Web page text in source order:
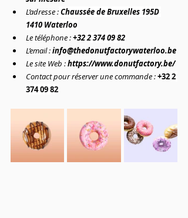
L’adresse :Chaussée de Bruxelles 195D
1410 Waterloo
Le téléphone :+32 2 374 09 82
L’email : info@thedonutfactorywaterloo.be
Le site Web : https://www.donutfactory.be/
Contact pour réserver une commande :+32 2
374 09 82